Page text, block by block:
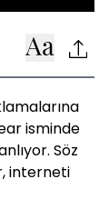
isminde
Söz
interneti